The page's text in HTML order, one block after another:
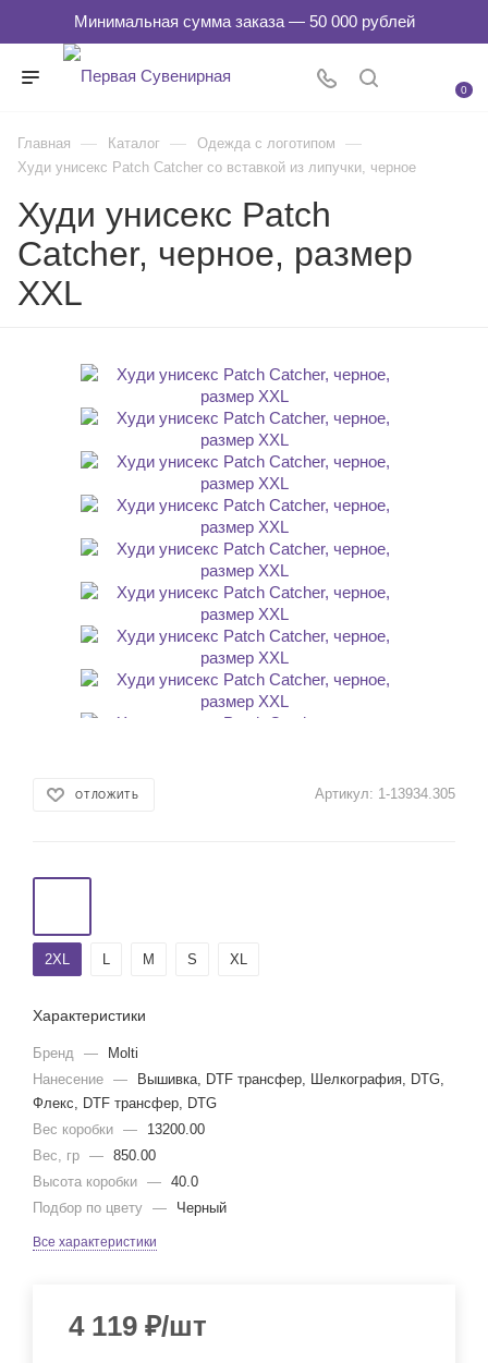
0
Главная — Каталог — Одежда с логотипом —
Худи унисекс Patch Catcher со вставкой из липучки, черное
Худи унисекс Patch
Catcher, черное, размер
XXL
ОТЛОЖИТЬ Артикул: 1-13934.305
2XL L M S XL
Характеристики
Бренд —
Molti
Нанесение —
Вышивка, DTF трансфер, Шелкография, DTG,
Флекс, DTF трансфер, DTG
Вес коробки —
13200.00
Вес, гр — 850.00
Высота коробки — 40.0
Подбор по цвету — Черный
Все характеристики
4 119 ₽/шт